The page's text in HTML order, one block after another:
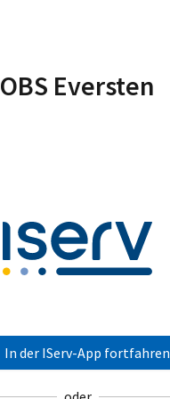
OBS Eversten
In der IServ-App fortfahren